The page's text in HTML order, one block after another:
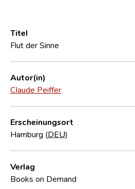
Häufige Fragen und Antworten
CNL
Forschungsgruppe
Kontakt
Titel
Flut der Sinne
Autor(in)
Claude Peiffer
Erscheinungsort
Hamburg (DEU)
Verlag
Books on Demand